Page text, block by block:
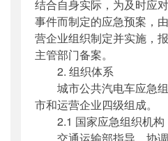
结合自身实际，为及时应
事件而制定的应急预案，
营企业组织制定并实施，
主管部门备案。
2. 组织体系
城市公共汽电车应急组
市和运营企业四级组成。
2.1 国家应急组织机构
交通运输部指导、协调